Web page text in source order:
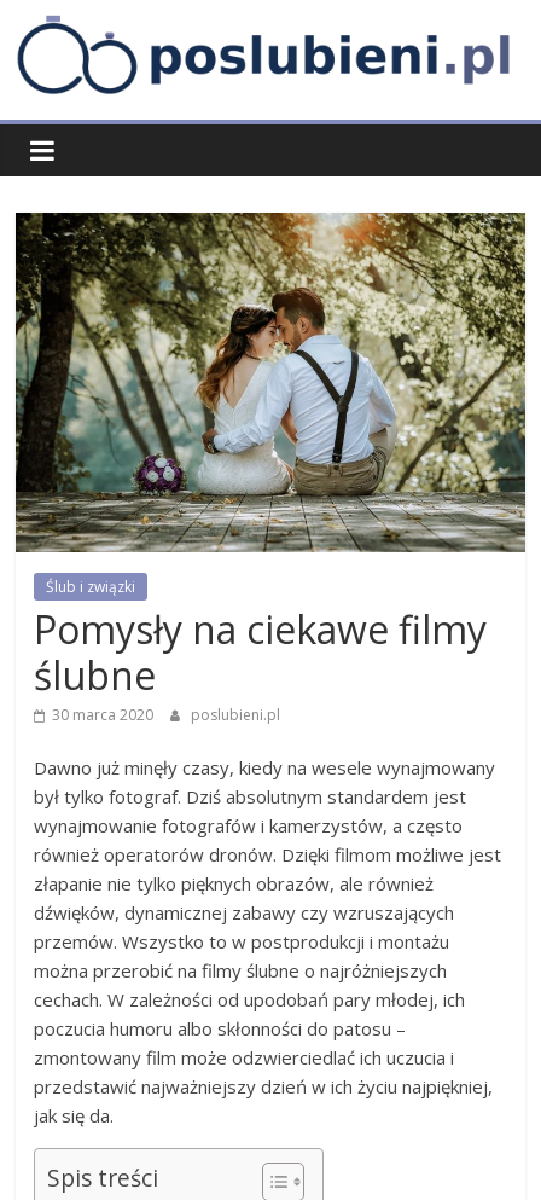
content
poslubieni.pl
Ślub i związki
Pomysły na ciekawe filmy
ślubne
30 marca 2020 poslubieni.pl
Dawno już minęły czasy, kiedy na wesele wynajmowany
był tylko fotograf. Dziś absolutnym standardem jest
wynajmowanie fotografów i kamerzystów, a często
również operatorów dronów. Dzięki filmom możliwe jest
złapanie nie tylko pięknych obrazów, ale również
dźwięków, dynamicznej zabawy czy wzruszających
przemów. Wszystko to w postprodukcji i montażu
można przerobić na filmy ślubne o najróżniejszych
cechach. W zależności od upodobań pary młodej, ich
poczucia humoru albo skłonności do patosu –
zmontowany film może odzwierciedlać ich uczucia i
przedstawić najważniejszy dzień w ich życiu najpiękniej,
jak się da.
Spis treści